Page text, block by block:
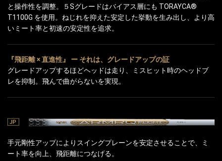
と操作性を調整。５Sグレードはバイアス層にも TORAYCA®
T1100G を使用。ねじれを抑えた安定した挙動を生み出し、より高
いミート率と初速の安定性を追求。
『飛距離 × 直進性』 ー それは、グレードアップの証
グレードアップするほどヘッドは走り、ミスヒット時のヘッドブ
レを抑制。飛んで曲がらないを実現。
手元剛性アップによりスイングプレーンを安定させることで、ミ
ート率を向上、飛距離につなげる。